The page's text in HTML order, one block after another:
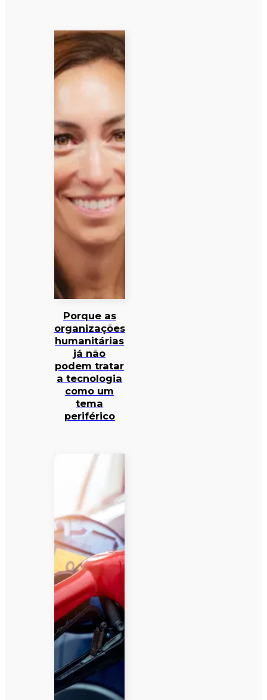
Porque as
organizações
humanitárias
já não
podem tratar
a tecnologia
como um
tema
periférico